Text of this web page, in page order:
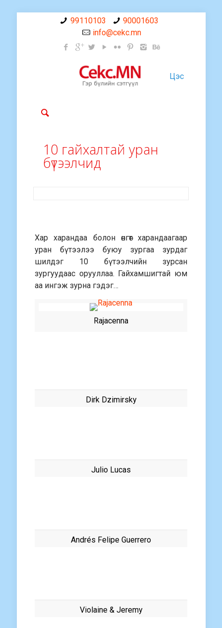
99110103
90001603
info@cekc.mn
Цэс
10 гайхалтай уран
бүтээлчид
Хар харандаа болон өнгөт харандаагаар
уран бүтээлээ буюу зургаа зурдаг
шилдэг 10 бүтээлчийн зурсан
зургуудаас орууллаа. Гайхамшигтай юм
аа ингэж зурна гэдэг…
Rajacenna
Dirk Dzimirsky
Julio Lucas
Andrés Felipe Guerrero
Violaine & Jeremy